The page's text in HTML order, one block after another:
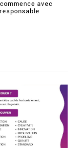
avec